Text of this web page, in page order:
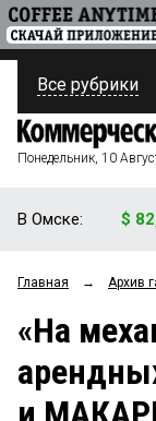
ПОЛИТИКА
ФИНАНСЫ
ОБЩЕСТВО
ЗАКОН
НОВОСТИ
Все рубрики
Понедельник, 10
В Омске: $
Главная → Архив
«На